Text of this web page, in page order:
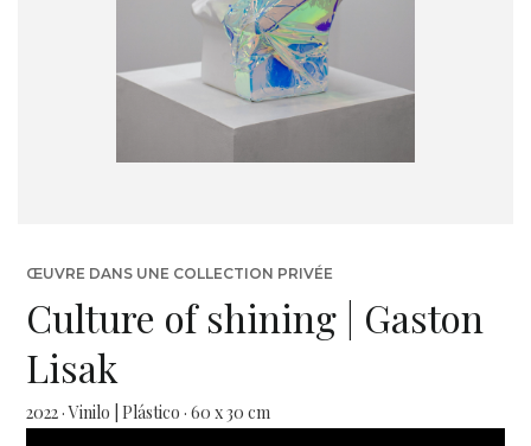
ŒUVRE DANS UNE COLLECTION PRIVÉE
Culture of shining | Gaston
Lisak
2022 · Vinilo | Plástico · 60 x 30 cm